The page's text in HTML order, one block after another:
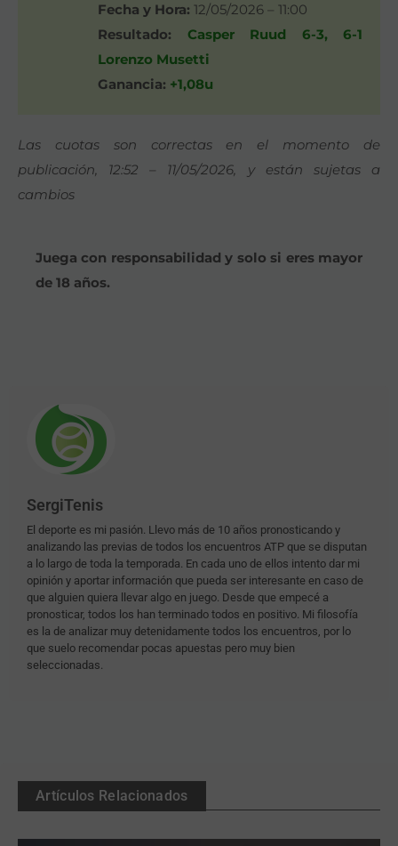
Fecha y Hora: 12/05/2026 – 11:00
Resultado:
Casper Ruud 6-3, 6-1
Lorenzo Musetti
Ganancia: +1,08u
Las cuotas son correctas en el momento de
publicación, 12:52 – 11/05/2026, y están sujetas a
cambios
Juega con responsabilidad y solo si eres mayor
de 18 años.
SergiTenis
El deporte es mi pasión. Llevo más de 10 años pronosticando y
analizando las previas de todos los encuentros ATP que se disputan
a lo largo de toda la temporada. En cada uno de ellos intento dar mi
opinión y aportar información que pueda ser interesante en caso de
que alguien quiera llevar algo en juego. Desde que empecé a
pronosticar, todos los han terminado todos en positivo. Mi filosofía
es la de analizar muy detenidamente todos los encuentros, por lo
que suelo recomendar pocas apuestas pero muy bien
seleccionadas.
Artículos Relacionados